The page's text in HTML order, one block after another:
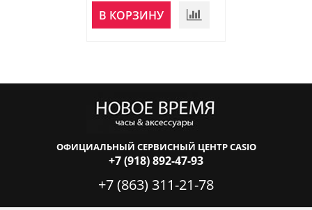
В КОРЗИНУ
ОФИЦИАЛЬНЫЙ СЕРВИСНЫЙ ЦЕНТР CASIO
+7 (918) 892-47-93
+7 (863) 311-21-78